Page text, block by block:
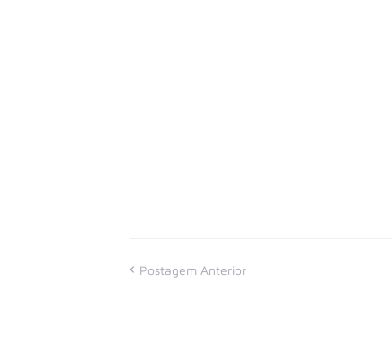
Postagem Anterior